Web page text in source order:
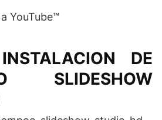
YouTube™
DE
SLIDESHOW